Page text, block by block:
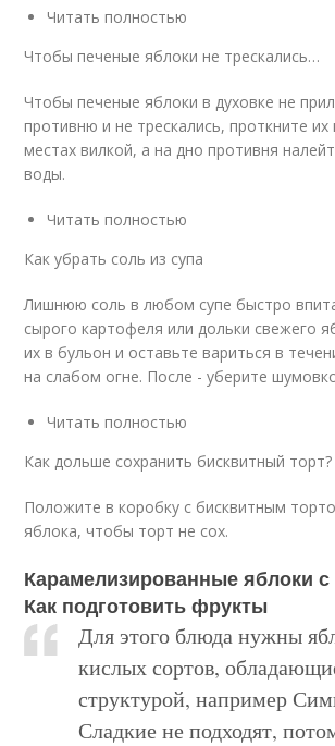
Читать полностью
Чтобы печеные яблоки не трескались…
Чтобы печеные яблоки в духовке не
противню и не трескались, проткните их
местах вилкой, а на дно противня
воды.
Читать полностью
Как убрать соль из супа
Лишнюю соль в любом супе быстро
сырого картофеля или дольки свежего
их в бульон и оставьте вариться в
на слабом огне. После - уберите
Читать полностью
Как дольше сохранить бисквитный торт?
Положите в коробку с бисквитным
яблока, чтобы торт не сох.
Карамелизированные яблоки
Как подготовить фрукты
Для этого блюда нужны
кислых сортов,
структурой, например
Сладкие не подходят,